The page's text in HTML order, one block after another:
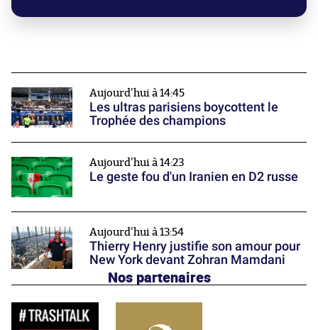
Aujourd'hui à 14:45
Les ultras parisiens boycottent le
Trophée des champions
Aujourd'hui à 14:23
Le geste fou d'un Iranien en D2 russe
Aujourd'hui à 13:54
Thierry Henry justifie son amour pour
New York devant Zohran Mamdani
Nos partenaires